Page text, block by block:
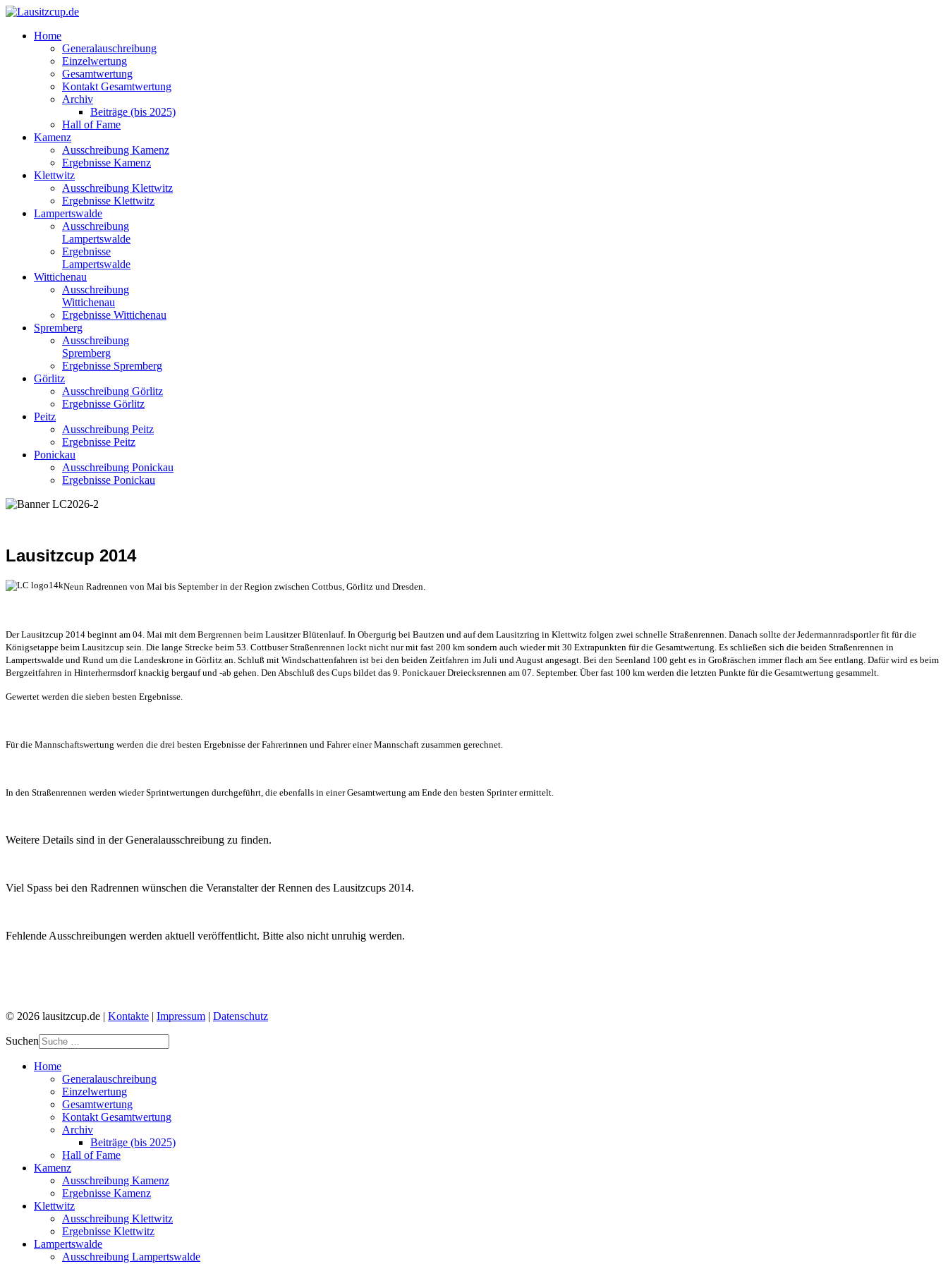
Home
Generalauschreibung
Einzelwertung
Gesamtwertung
Kontakt Gesamtwertung
Archiv
Beiträge (bis 2025)
Hall of Fame
Kamenz
Ausschreibung Kamenz
Ergebnisse Kamenz
Klettwitz
Ausschreibung Klettwitz
Ergebnisse Klettwitz
Lampertswalde
Ausschreibung
Lampertswalde
Ergebnisse
Lampertswalde
Wittichenau
Ausschreibung
Wittichenau
Ergebnisse Wittichenau
Spremberg
Ausschreibung
Spremberg
Ergebnisse Spremberg
Görlitz
Ausschreibung Görlitz
Ergebnisse Görlitz
Peitz
Ausschreibung Peitz
Ergebnisse Peitz
Ponickau
Ausschreibung Ponickau
Ergebnisse Ponickau
Lausitzcup 2014
Neun Radrennen von Mai bis September in der Region zwischen Cottbus, Görlitz und Dresden.
Der Lausitzcup 2014 beginnt am 04. Mai mit dem Bergrennen beim Lausitzer Blütenlauf. In Obergurig bei Bautzen und auf dem Lausitzring in Klettwitz folgen zwei schnelle Straßenrennen. Danach sollte der Jedermannradsportler fit für die
Königsetappe beim Lausitzcup sein. Die lange Strecke beim 53. Cottbuser Straßenrennen lockt nicht nur mit fast 200 km sondern auch wieder mit 30 Extrapunkten für die Gesamtwertung. Es schließen sich die beiden Straßenrennen in
Lampertswalde und Rund um die Landeskrone in Görlitz an. Schluß mit Windschattenfahren ist bei den beiden Zeitfahren im Juli und August angesagt. Bei den Seenland 100 geht es in Großräschen immer flach am See entlang. Dafür wird es beim
Bergzeitfahren in Hinterhermsdorf knackig bergauf und -ab gehen. Den Abschluß des Cups bildet das 9. Ponickauer Dreiecksrennen am 07. September. Über fast 100 km werden die letzten Punkte für die Gesamtwertung gesammelt.
Gewertet werden die sieben besten Ergebnisse.
Für die Mannschaftswertung werden die drei besten Ergebnisse der Fahrerinnen und Fahrer einer Mannschaft zusammen gerechnet.
In den Straßenrennen werden wieder Sprintwertungen durchgeführt, die ebenfalls in einer Gesamtwertung am Ende den besten Sprinter ermittelt.
Weitere Details sind in der Generalausschreibung zu finden.
Viel Spass bei den Radrennen wünschen die Veranstalter der Rennen des Lausitzcups 2014.
Fehlende Ausschreibungen werden aktuell veröffentlicht. Bitte also nicht unruhig werden.
© 2026 lausitzcup.de | Kontakte | Impressum | Datenschutz
Suchen
Home
Generalauschreibung
Einzelwertung
Gesamtwertung
Kontakt Gesamtwertung
Archiv
Beiträge (bis 2025)
Hall of Fame
Kamenz
Ausschreibung Kamenz
Ergebnisse Kamenz
Klettwitz
Ausschreibung Klettwitz
Ergebnisse Klettwitz
Lampertswalde
Ausschreibung Lampertswalde